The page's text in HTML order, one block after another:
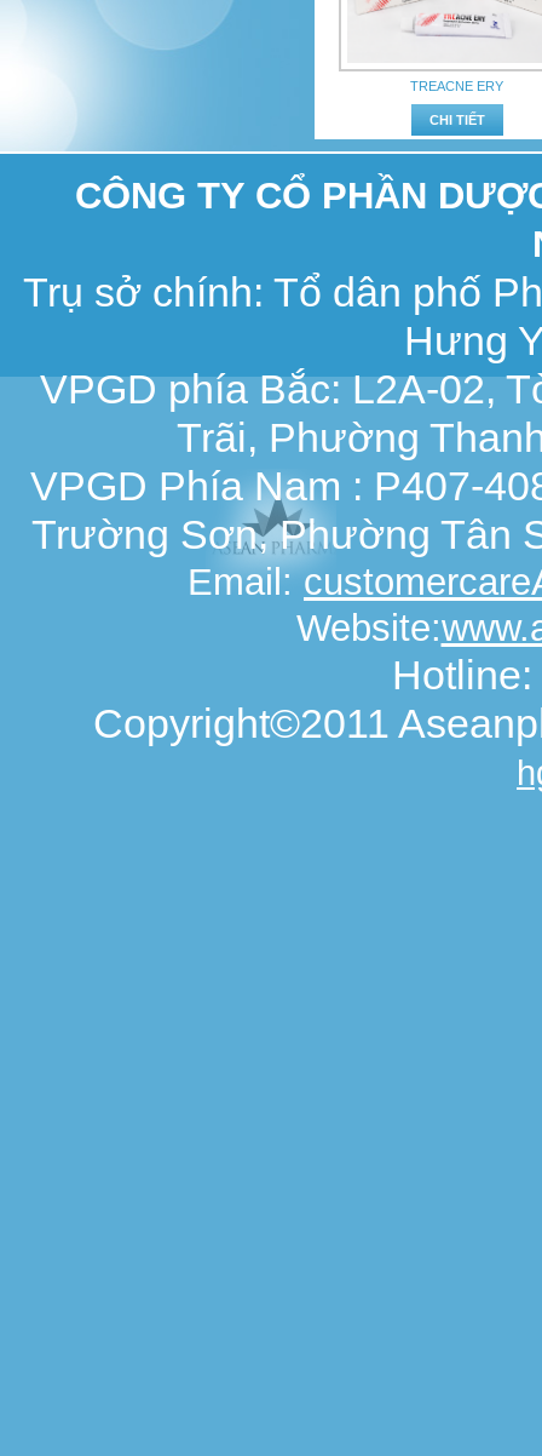
TREACNE ERY
CHI TIẾT
CÔNG TY CỔ PHẦN
Trụ sở chính: Tổ dân phố
Hưng
VPGD phía Bắc: L2A-02,
Trãi, Phường
VPGD Phía Nam : P407-
Trường Sơn, Phường Tân
Email:
Website:
Copyright©2011